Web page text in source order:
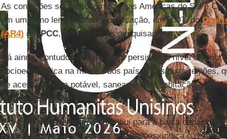
As condições socioeconômicas nas Américas do Sul e
em um ritmo lento, desde a publicação, em 2007, do
(AR4) do IPCC, apontaram os pesquisadores.
Há ainda, contudo, um elevado e persistente nível de
socioeconômica na maioria dos países das duas regiões,
de acesso à água potável, saneamento e habitação
grupos mais vulneráveis.
Esse conjunto de fatores contribui para a baixa capacidade
mudanças climáticas dessas populações, indica o